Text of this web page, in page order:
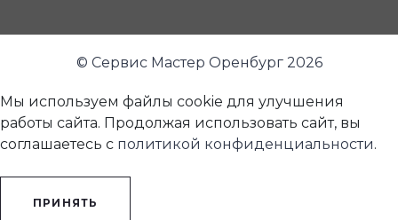
© Сервис Мастер Оренбург 2026
Мы используем файлы cookie для улучшения
работы сайта. Продолжая использовать сайт, вы
соглашаетесь с политикой конфиденциальности.
ПРИНЯТЬ